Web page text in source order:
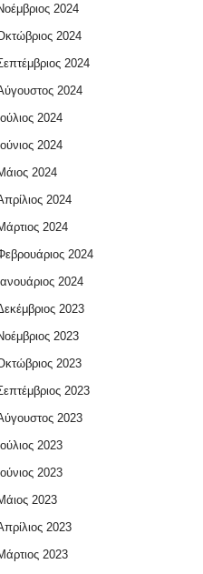
2024
2024
2024
2024
2024
2024
2024
2024
2024
2024
2024
2023
2023
2023
2023
2023
2023
2023
2023
2023
2023